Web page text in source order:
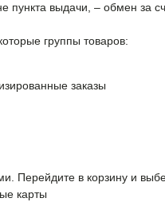
пункта выдачи, – обмен за
группы товаров:
заказы
Перейдите в корзину и
карты